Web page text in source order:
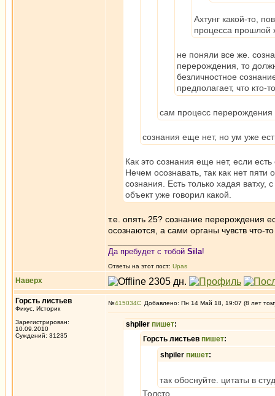
Ахтунг какой-то,
процесса прошлой
не поняли все же.
перерождения, то
безличностное
предполагает, что кто-
сам процесс перерождения
сознания еще нет, но ум уже
Как это сознания еще нет, если
Нечем осознавать, так как нет пяти
сознания. Есть только хадая
объект уже говорил какой.
т.е. опять 25? сознание перерождения
осознаются, а сами органы чувств что-
Да пребудет с тобой Sīla!
Ответы на этот пост: Upas
Наверх
Горсть листьев
Фикус, Историк
Зарегистрирован:
10.09.2010
Суждений: 31235
№415034 Добавлено: Пн 14 Май 18, 19:07 (8 лет
shpiler пишет:
Горсть листьев пишет:
shpiler пишет:
так обоснуйте. цитаты в
Толсто.